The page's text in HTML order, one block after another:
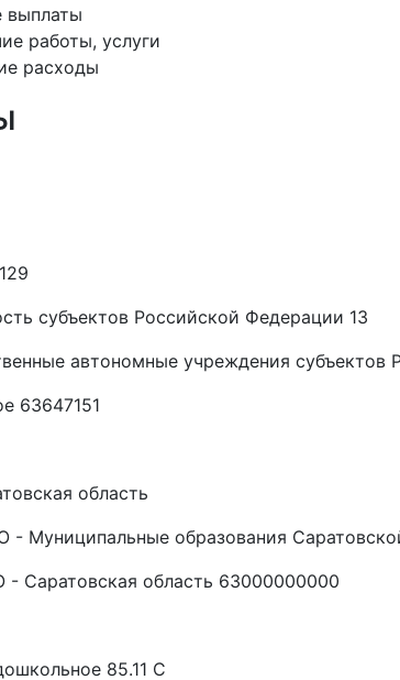
выплаты
работы, услуги
расходы
субъектов Российской Федерации 13
автономные учреждения субъектов
63647151
область
- Муниципальные образования
- Саратовская область 63000000000
85.11 C